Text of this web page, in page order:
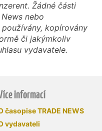
Žádné části
nebo
kopírovány
či jakýmkoliv
vydavatele.
informací
časopise TRADE NEWS
vydavateli